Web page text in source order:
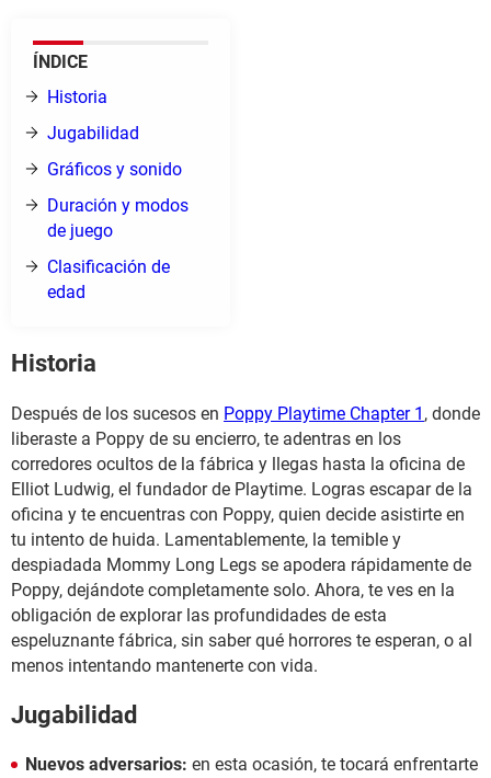
ÍNDICE
Historia
Jugabilidad
Gráficos y sonido
Duración y modos
de juego
Clasificación de
edad
Historia
Después de los sucesos en Poppy Playtime Chapter 1 , donde
liberaste a Poppy de su encierro, te adentras en los
corredores ocultos de la fábrica y llegas hasta la oficina de
Elliot Ludwig, el fundador de Playtime. Logras escapar de la
oficina y te encuentras con Poppy, quien decide asistirte en
tu intento de huida. Lamentablemente, la temible y
despiadada Mommy Long Legs se apodera rápidamente de
Poppy, dejándote completamente solo. Ahora, te ves en la
obligación de explorar las profundidades de esta
espeluznante fábrica, sin saber qué horrores te esperan, o al
menos intentando mantenerte con vida.
Jugabilidad
Nuevos adversarios: en esta ocasión, te tocará enfrentarte